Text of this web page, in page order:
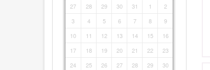
27 28 29 30 31 1
2
3
4 5 6 7 8
9
10
11 12 13 14 15
16
17
18 19 20 21 22
23
24
25 26 27 28 29
30